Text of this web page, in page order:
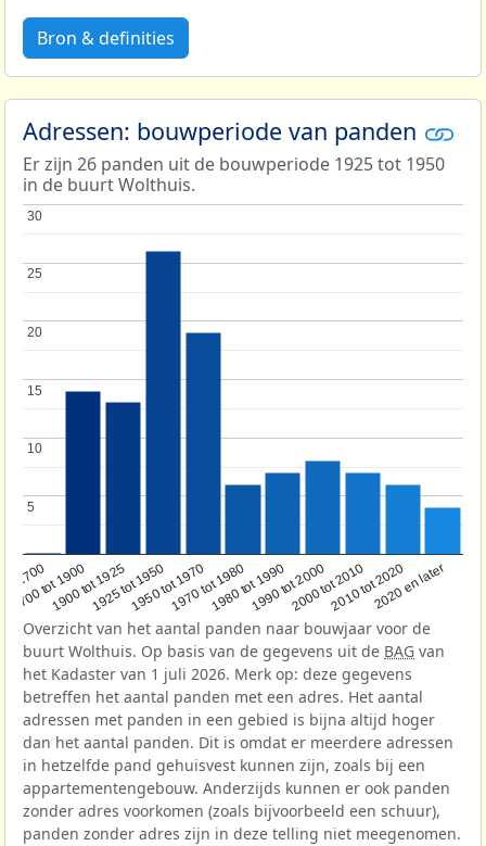
Bron & definities
Adressen: bouwperiode van panden
Er zijn 26 panden uit de bouwperiode 1925 tot 1950
in de buurt Wolthuis.
1700
1700 tot 1900
1900 tot 19251925 tot 19501950 tot 19701970 tot 19801980 tot 19901990 tot 20002000 tot 20102010 tot 20202020 en later
5
5
10
10
15
15
20
20
25
25
30
30
Overzicht van het aantal panden naar bouwjaar voor de
buurt Wolthuis. Op basis van de gegevens uit de BAG van
het Kadaster van 1 juli 2026. Merk op: deze gegevens
betreffen het aantal panden met een adres. Het aantal
adressen met panden in een gebied is bijna altijd hoger
dan het aantal panden. Dit is omdat er meerdere adressen
in hetzelfde pand gehuisvest kunnen zijn, zoals bij een
appartementengebouw. Anderzijds kunnen er ook panden
zonder adres voorkomen (zoals bijvoorbeeld een schuur),
panden zonder adres zijn in deze telling niet meegenomen.